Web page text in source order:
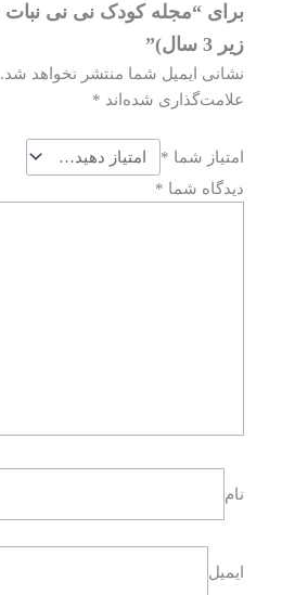
زیر 3 سال)”
نشانی ایمیل شما منتشر نخواهد شد.
علامت‌گذاری شده‌اند *
امتیاز شما *
دیدگاه شما *
نام
ایمیل